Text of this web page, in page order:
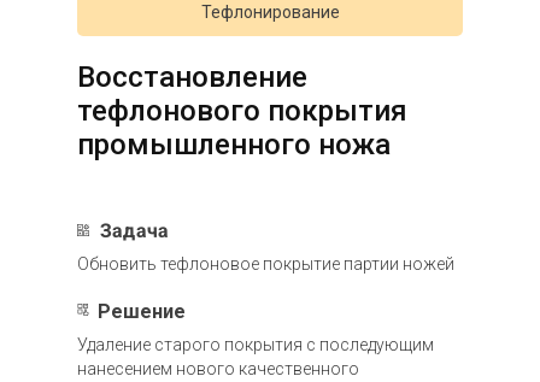
Восстановление
тефлонового покрытия
промышленного ножа
Обновить тефлоновое покрытие партии ножей
Задача
Удаление старого покрытия с последующим
нанесением нового качественного
Решение
Тефлонирование